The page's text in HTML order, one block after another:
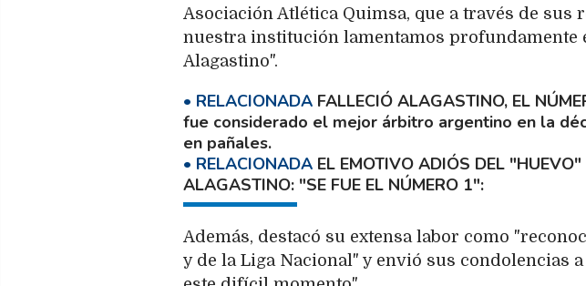
Asociación Atlética Quimsa, que a través de sus
nuestra institución lamentamos profundamente
Alagastino".
FALLECIÓ ALAGASTINO, EL
fue considerado el mejor árbitro argentino en la
en pañales.
EL EMOTIVO ADIÓS DEL
ALAGASTINO: "SE FUE EL NÚMERO 1"
Además, destacó su extensa labor como
y de la Liga Nacional" y envió sus condolencias